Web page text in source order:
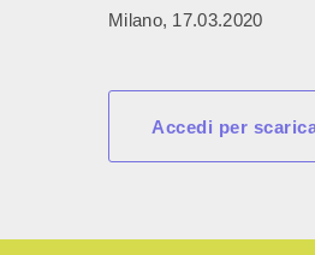
Milano, 17.03.2020
Accedi per